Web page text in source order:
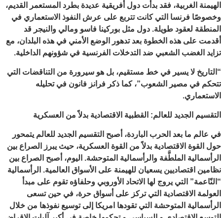
الهيمنة الغربية، فقد بدأت دول أفريقية عديدة بطرد المستعمر القديم،
وخصوصًا فرنسا التي كانت تتربع على عرش النفوذ الاستعماري في
المنطقة لعقود طويلة. دول مثل بوركينا فاسو ومالي والنيجر قد
أقدمت على هذه الخطوة بعد تدهور الوضع الأمني في هذه البلدان، مع
تزايد الغضب الشعبي ضد التدخلات الفرنسية في شؤونهم الداخلية.
“التاريخ لا يسير في خط مستقيم، بل هو سيرورة من التناقضات التي
تتحكم في مصير الشعوب”، كما ذكر فرانز فانون في تحليله
الاستعماري.
التقسيم الجديد للعالم: القطبية الاقتصادية بدلاً من العسكرية
في عالم ما بعد الحرب الباردة، أصبح التقسيم الجديد للعالم يتمحور
حول القوة الاقتصادية بدلاً من القوة العسكرية، حيث يبرز الصراع بين
الرأسمالية الملطَّفة والرأسمالية المتوحشة. اليوم، أصبح الصراع بين
نظامين اقتصاديين يسعيان للهيمنة على الأسواق العالمية. الرأسمالية
“النّاعمة” التي يروج لها الاتحاد الأوروبي وحلفاؤه تقوم على مبدأ
العولمة الاقتصادية التي تركز على أسواق حرة، في حين تسعى
الرأسمالية المتوحشة التي تقودها امريكا إلى توسيع نفوذها من خلال